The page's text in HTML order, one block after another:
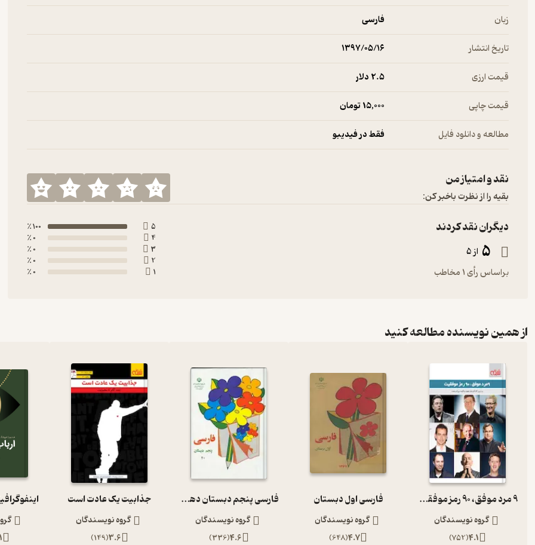
زبان فارسی
تاریخ انتشار ۱۳۹۷/۰۵/۱۶
قیمت ارزی 2.۵ دلار
قیمت چاپی 15,000 تومان
مطالعه و دانلود فایل فقط در فیدیبو
نقد و امتیاز من
بقیه را از نظرت باخبر کن:
دیگران نقد کردند
5 از 5
براساس رأی 1 مخاطب
5
100 ٪
4
0 ٪
3
0 ٪
2
0 ٪
1
0 ٪
از همین نویسنده مطالعه کنید
9 مرد موفق، 90 رمز موفقیت
گروه نویسندگان
4.1
(
752
)
فارسی اول دبستان
گروه نویسندگان
4.7
(
648
)
فارسی پنجم دبستان دهه 60
گروه نویسندگان
4.6
(
336
)
جذابیت یک عادت است
گروه نویسندگان
3.6
(
149
)